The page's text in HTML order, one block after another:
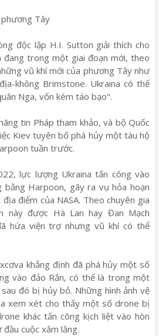
Tây
độc lập H.I. Sutton giải thích cho
đang trong một giai đoạn mới, theo
vũ khí mới của phương Tây như
không Brimstone. Ukraina có thể
Nga, vốn kém táo bạo".
tin Pháp tham khảo, và bộ Quốc
Kiev tuyên bố phá hủy một tàu hộ
tuần trước.
lực lượng Ukraina tấn công vào
Harpoon, gây ra vụ hỏa hoạn
điểm của NASA. Theo chuyên gia
này được Hà Lan hay Đan Mạch
hứa viện trợ nhưng vũ khí có thể
khẳng định đã phá hủy một số
vào đảo Rắn, có thể là trong một
đó bị hủy bỏ. Những hình ảnh vệ
xem xét cho thấy một số drone bị
khác tấn công kịch liệt vào hòn
cuộc xâm lăng.